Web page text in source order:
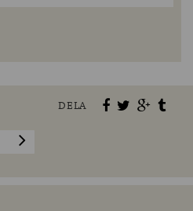
DELA